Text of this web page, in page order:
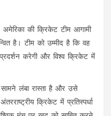
अमेरिका की क्रिकेट टीम आगामी
है। टीम को उम्मीद है कि वह
करेगी और विश्व क्रिकेट में
लंबा रास्ता है और उसे
क्रिकेट में प्रतिस्पर्धा